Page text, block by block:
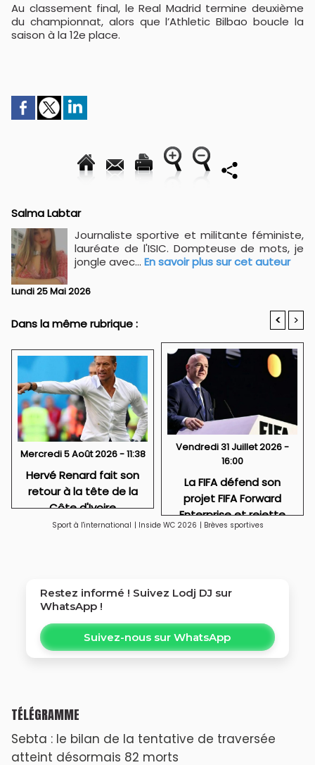
Au classement final, le Real Madrid termine deuxième
du championnat, alors que l’Athletic Bilbao boucle la
saison à la 12e place.
Salma Labtar
Journaliste sportive et militante féministe,
lauréate de l'ISIC. Dompteuse de mots, je
jongle avec... En savoir plus sur cet auteur
Lundi 25 Mai 2026
Dans la même rubrique : < >
Mercredi 5 Août 2026 - 11:38
Hervé Renard fait son
retour à la tête de la
Côte d'Ivoire
Vendredi 31 Juillet 2026 -
16:00
La FIFA défend son
projet FIFA Forward
Enterprise et rejette
toute idée de
Sport à l'international | Inside WC 2026 | Brèves sportives
Restez informé ! Suivez Lodj DJ sur
WhatsApp !
Suivez-nous sur WhatsApp
TÉLÉGRAMME
Sebta : le bilan de la tentative de traversée
atteint désormais 82 morts